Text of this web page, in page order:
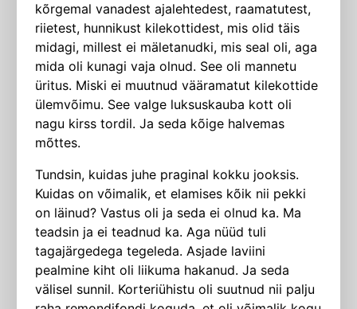
kõrgemal vanadest ajalehtedest, raamatutest,
riietest, hunnikust kilekottidest, mis olid täis
midagi, millest ei mäletanudki, mis seal oli, aga
mida oli kunagi vaja olnud. See oli mannetu
üritus. Miski ei muutnud vääramatut kilekottide
ülemvõimu. See valge luksuskauba kott oli
nagu kirss tordil. Ja seda kõige halvemas
mõttes.
Tundsin, kuidas juhe praginal kokku jooksis.
Kuidas on võimalik, et elamises kõik nii pekki
on läinud? Vastus oli ja seda ei olnud ka. Ma
teadsin ja ei teadnud ka. Aga nüüd tuli
tagajärgedega tegeleda. Asjade laviini
pealmine kiht oli liikuma hakanud. Ja seda
välisel sunnil. Korteriühistu oli suutnud nii palju